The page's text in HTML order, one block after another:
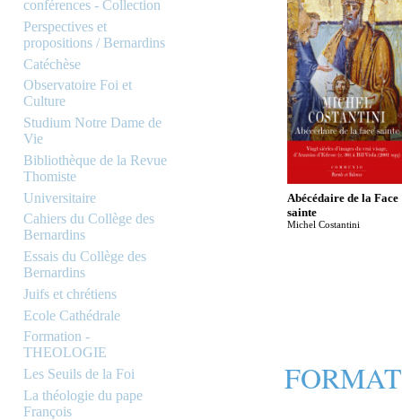
conférences - Collection
Perspectives et
propositions / Bernardins
Catéchèse
Observatoire Foi et
Culture
Studium Notre Dame de
Vie
Bibliothèque de la Revue
Thomiste
Universitaire
Cahiers du Collège des
Bernardins
Essais du Collège des
Bernardins
Juifs et chrétiens
Ecole Cathédrale
Formation -
THEOLOGIE
Les Seuils de la Foi
La théologie du pape
François
Abécédaire de la Face
sainte
Michel Costantini